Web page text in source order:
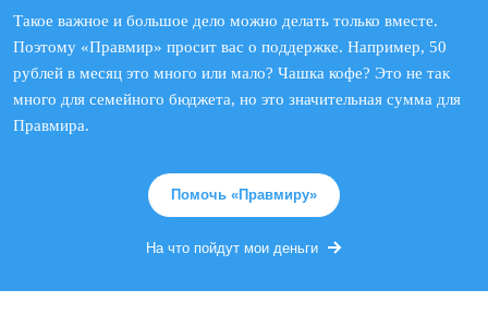
Такое важное и большое дело можно делать только вместе.
Поэтому «Правмир» просит вас о поддержке. Например, 50
рублей в месяц это много или мало? Чашка кофе? Это не так
много для семейного бюджета, но это значительная сумма для
Правмира.
Помочь «Правмиру»
На что пойдут мои деньги